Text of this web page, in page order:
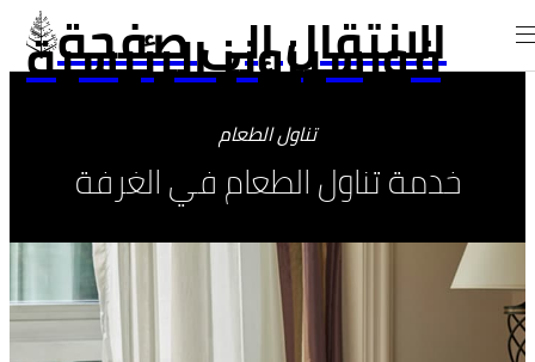
الانتقال إلى صفحة
فورسيزونز الرئيسية
تناول الطعام
خدمة تناول الطعام في الغرفة